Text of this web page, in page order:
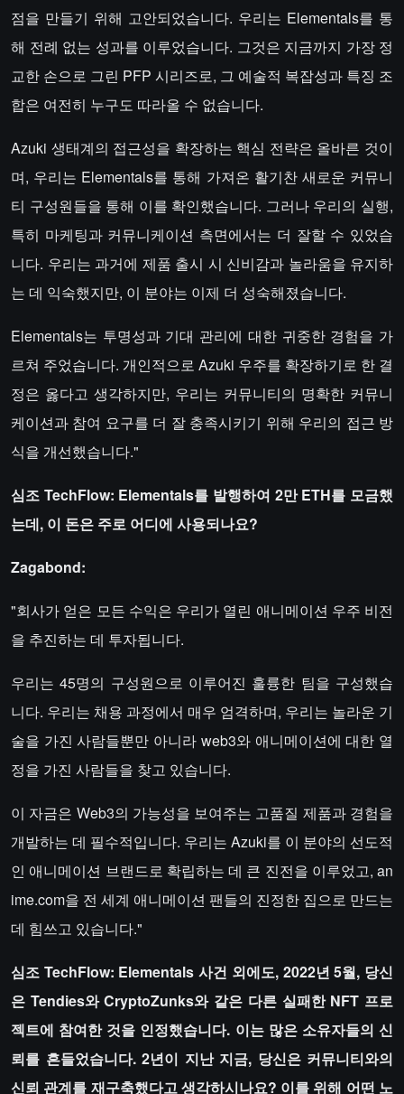
점을 만들기 위해 고안되었습니다. 우리는 Elementals를 통
해 전례 없는 성과를 이루었습니다. 그것은 지금까지 가장 정
교한 손으로 그린 PFP 시리즈로, 그 예술적 복잡성과 특징 조
합은 여전히 누구도 따라올 수 없습니다.
Azuki 생태계의 접근성을 확장하는 핵심 전략은 올바른 것이
며, 우리는 Elementals를 통해 가져온 활기찬 새로운 커뮤니
티 구성원들을 통해 이를 확인했습니다. 그러나 우리의 실행,
특히 마케팅과 커뮤니케이션 측면에서는 더 잘할 수 있었습
니다. 우리는 과거에 제품 출시 시 신비감과 놀라움을 유지하
는 데 익숙했지만, 이 분야는 이제 더 성숙해졌습니다.
Elementals는 투명성과 기대 관리에 대한 귀중한 경험을 가
르쳐 주었습니다. 개인적으로 Azuki 우주를 확장하기로 한 결
정은 옳다고 생각하지만, 우리는 커뮤니티의 명확한 커뮤니
케이션과 참여 요구를 더 잘 충족시키기 위해 우리의 접근 방
식을 개선했습니다."
심조 TechFlow: Elementals를 발행하여 2만 ETH를 모금했
는데, 이 돈은 주로 어디에 사용되나요?
Zagabond:
"회사가 얻은 모든 수익은 우리가 열린 애니메이션 우주 비전
을 추진하는 데 투자됩니다.
우리는 45명의 구성원으로 이루어진 훌륭한 팀을 구성했습
니다. 우리는 채용 과정에서 매우 엄격하며, 우리는 놀라운 기
술을 가진 사람들뿐만 아니라 web3와 애니메이션에 대한 열
정을 가진 사람들을 찾고 있습니다.
이 자금은 Web3의 가능성을 보여주는 고품질 제품과 경험을
개발하는 데 필수적입니다. 우리는 Azuki를 이 분야의 선도적
인 애니메이션 브랜드로 확립하는 데 큰 진전을 이루었고, an
ime.com을 전 세계 애니메이션 팬들의 진정한 집으로 만드는
데 힘쓰고 있습니다."
심조 TechFlow: Elementals 사건 외에도, 2022년 5월, 당신
은 Tendies와 CryptoZunks와 같은 다른 실패한 NFT 프로
젝트에 참여한 것을 인정했습니다. 이는 많은 소유자들의 신
뢰를 흔들었습니다. 2년이 지난 지금, 당신은 커뮤니티와의
신뢰 관계를 재구축했다고 생각하시나요? 이를 위해 어떤 노